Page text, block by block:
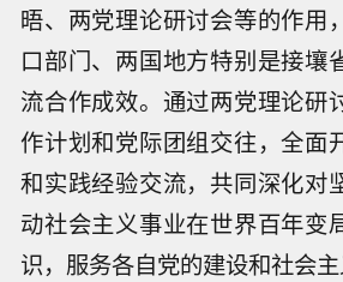
晤、两党理论研讨会等的作用
口部门、两国地方特别是接壤
流合作成效。通过两党理论研
作计划和党际团组交往，全面
和实践经验交流，共同深化对
动社会主义事业在世界百年变
识，服务各自党的建设和社会主